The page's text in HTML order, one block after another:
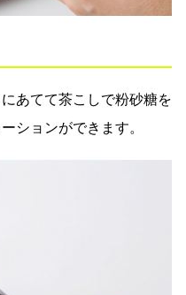
あてて茶こしで粉砂糖を
ションができます。